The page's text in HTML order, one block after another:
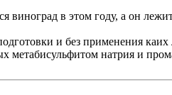
в этом году, а он
и без применения
натрия и